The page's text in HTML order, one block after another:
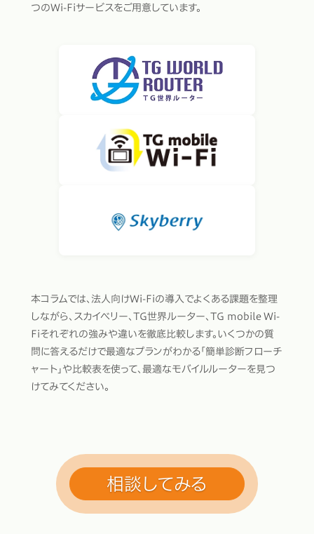
つのWi-Fiサービスをご用意しています。
本コラムでは、法人向けWi-Fiの導入でよくある課題を整理
しながら、スカイベリー、TG世界ルーター、TG mobile Wi-
Fiそれぞれの強みや違いを徹底比較します。いくつかの質
問に答えるだけで最適なプランがわかる「簡単診断フローチ
ャート」や比較表を使って、最適なモバイルルーターを見つ
けてみてください。